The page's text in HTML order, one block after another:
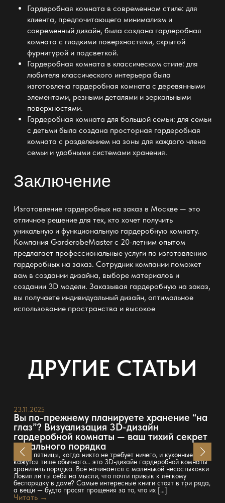
Гардеробная комната в современном стиле: для
клиента, предпочитающего минимализм и
современный дизайн, была создана гардеробная
комната с гладкими поверхностями, скрытой
фурнитурой и подсветкой.
Гардеробная комната в классическом стиле: для
любителя классического интерьера была
изготовлена гардеробная комната с деревянными
элементами, резными деталями и зеркальными
поверхностями.
Гардеробная комната для большой семьи: для семьи
с детьми была создана просторная гардеробная
комната с разделением на зоны для каждого члена
семьи и удобными системами хранения.
Заключение
Изготовление гардеробных на заказ в Москве — это
отличное решение для тех, кто хочет получить
уникальную и функциональную гардеробную комнату.
Компания GarderobeMaster с 20-летним опытом
предлагает профессиональные услуги по изготовлению
гардеробных на заказ. Сотрудник компании поможет
вам в создании дизайна, выборе материалов и
создании 3D модели. Заказывая гардеробную на заказ,
вы получаете индивидуальный дизайн, оптимальное
использование пространства и высокое
ДРУГИЕ СТАТЬИ
23.11.2025
Вы по-прежнему планируете хранение “на
глаз”? Визуализация 3D-дизайн
гардеробной комнаты — ваш тихий секрет
идеального порядка
Вечер пятницы, когда никто не требует ничего, и кухонные часы
кажутся тише обычного… это 3D-дизайн гардеробной комнаты
хранитель порядка. Всё начинается с маленькой несостыковки
Ловил ли ты себя на мысли, что почти привык к лёгкому
беспорядку в доме? Самые интересные книги стоят в три ряда,
а вещи — будто просят прощения за то, что их […]
Читать →